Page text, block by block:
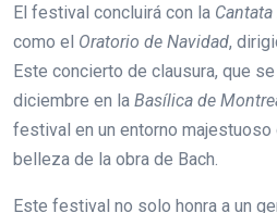
El festival concluirá con la
como el Oratorio de Navidad,
Este concierto de clausura, que
diciembre en la Basílica de
festival en un entorno majestuoso
belleza de la obra de Bach.
Este festival no solo honra a un